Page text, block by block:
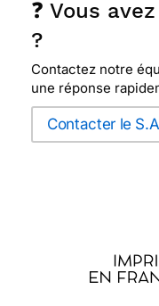
❓ Vous
?
Contactez notre
une réponse
Contacter le